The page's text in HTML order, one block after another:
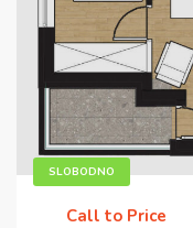
SLOBODNO
Call to Price